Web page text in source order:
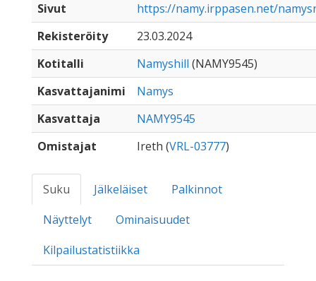
Sivut
https://namy.irppasen.net/
Rekisteröity
23.03.2024
Kotitalli
Namyshill (NAMY9545)
Kasvattajanimi
Namys
Kasvattaja
NAMY9545
Omistajat
Ireth (VRL-03777)
Suku Jälkeläiset
Palkinnot
Näyttelyt
Ominaisuudet
Kilpailustatistiikka